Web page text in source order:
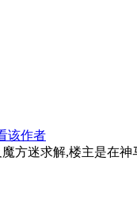
该作者
方迷求解,楼主是在